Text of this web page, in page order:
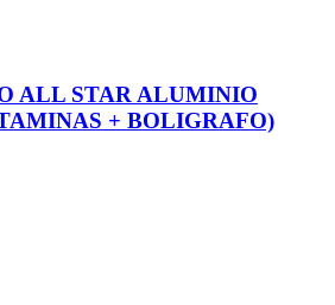
ALL STAR ALUMINIO
+ BOLIGRAFO)